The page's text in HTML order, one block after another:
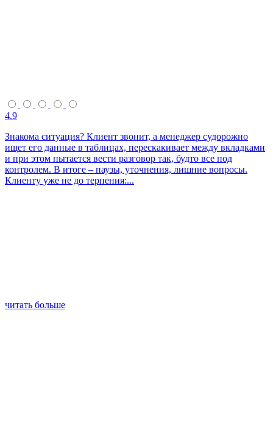
4.9
Знакома ситуация? Клиент звонит, а менеджер судорожно
ищет его данные в таблицах, перескакивает между вкладками
и при этом пытается вести разговор так, будто все под
контролем. В итоге – паузы, уточнения, лишние вопросы.
Клиенту уже не до терпения:...
читать больше